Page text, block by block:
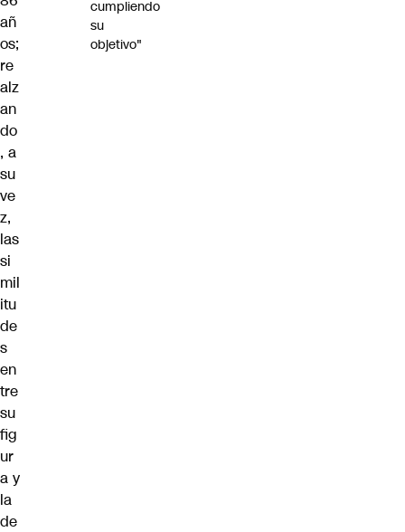
añ
os;
re
alz
an
do
, a
su
ve
z,
las
si
mil
itu
de
s
en
tre
su
fig
ur
a y
la
de
cumpliendo
su
objetivo"